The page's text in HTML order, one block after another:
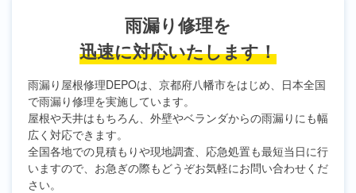
雨漏り修理を
迅速に対応いたします！
雨漏り屋根修理DEPOは、京都府八幡市をはじめ、日本全国
で雨漏り修理を実施しています。
屋根や天井はもちろん、外壁やベランダからの雨漏りにも幅
広く対応できます。
全国各地での見積もりや現地調査、応急処置も最短当日に行
いますので、お急ぎの際もどうぞお気軽にお問い合わせくだ
さい。